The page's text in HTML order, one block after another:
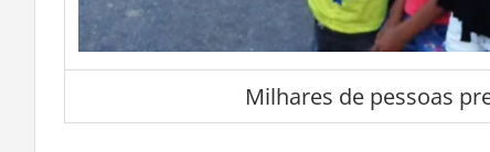
Milhares de pessoas